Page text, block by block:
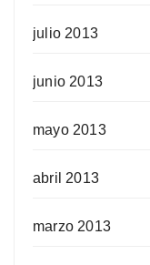
julio 2013
junio 2013
mayo 2013
abril 2013
marzo 2013